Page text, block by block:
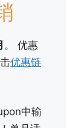
。 优惠
优惠链
中输